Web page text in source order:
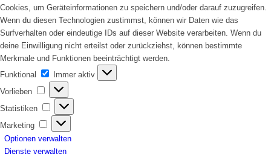
Cookies, um Geräteinformationen zu speichern und/oder darauf zuzugreifen.
Wenn du diesen Technologien zustimmst, können wir Daten wie das
Surfverhalten oder eindeutige IDs auf dieser Website verarbeiten. Wenn du
deine Einwilligung nicht erteilst oder zurückziehst, können bestimmte
Merkmale und Funktionen beeinträchtigt werden.
Funktional
Funktional
Immer aktiv
Vorlieben
Vorlieben
Statistiken Statistiken
Marketing
Marketing
Optionen verwalten
Dienste verwalten